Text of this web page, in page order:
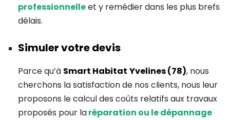
professionnelleet y remédier dans les plus brefs
délais.
Simuler votre devis
Parce qu’à Smart Habitat Yvelines (78), nous
cherchons la satisfaction de nos clients, nous leur
proposons le calcul des coûts relatifs aux travaux
proposés pour laréparation ou le dépannage